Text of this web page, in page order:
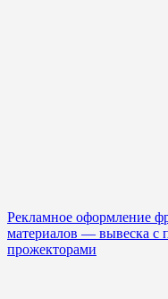
Рекламное оформление
материалов — вывеска с
прожекторами